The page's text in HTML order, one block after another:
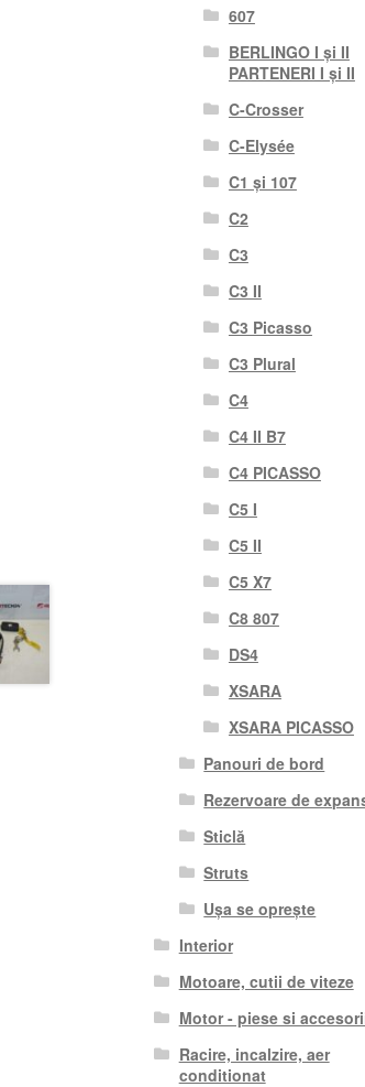
607
BERLINGO I și II
PARTENERI I și II
C-Crosser
C-Elysée
C1 și 107
C2
C3
C3 II
C3 Picasso
C3 Plural
C4
C4 II B7
C4 PICASSO
C5 I
C5 II
C5 X7
C8 807
DS4
XSARA
XSARA PICASSO
Panouri de bord
Rezervoare de
Sticlă
Struts
Ușa se oprește
Interior
Motoare, cutii de viteze
Motor - piese si
Racire, incalzire, aer
conditionat